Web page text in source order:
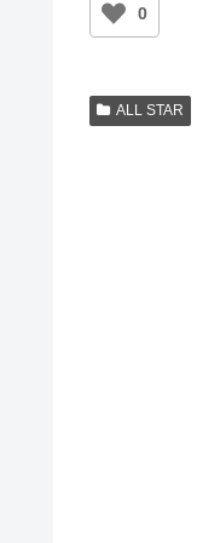
0
ALL STAR